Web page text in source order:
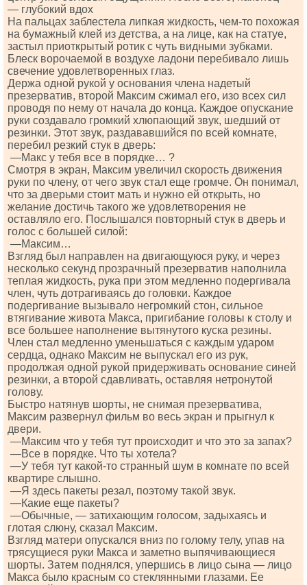
— глубокий вдох
На пальцах заблестела липкая жидкость, чем-то похожая
на бумажный клей из детства, а на лице, как на статуе,
застыл приоткрытый ротик с чуть видными зубками.
Блеск ворочаемой в воздухе ладони перебивало лишь
свечение удовлетворенных глаз.
Держа одной рукой у основания члена надетый
презерватив, второй Максим сжимал его, изо всех сил
проводя по нему от начала до конца. Каждое опускание
руки создавало громкий хлюпающий звук, шедший от
резинки. Этот звук, раздававшийся по всей комнате,
перебил резкий стук в дверь:
—Макс у тебя все в порядке… ?
Смотря в экран, Максим увеличил скорость движения
руки по члену, от чего звук стал еще громче. Он понимал,
что за дверьми стоит мать и нужно ей открыть, но
желание достичь такого же удовлетворения не
оставляло его. Послышался повторный стук в дверь и
голос с большей силой:
—Максим…
Взгляд был направлен на двигающуюся руку, и через
несколько секунд прозрачный презерватив наполнила
теплая жидкость, рука при этом медленно подергивала
член, чуть дотрагиваясь до головки. Каждое
подергивание вызывало негромкий стон, сильное
втягивание живота Макса, пригибание головы к столу и
все большее наполнение вытянутого куска резины.
Член стал медленно уменьшаться с каждым ударом
сердца, однако Максим не выпускал его из рук,
продолжая одной рукой придерживать основание синей
резинки, а второй сдавливать, оставляя нетронутой
голову.
Быстро натянув шорты, не снимая презерватива,
Максим развернул фильм во весь экран и прыгнул к
двери.
—Максим что у тебя тут происходит и что это за запах?
—Все в порядке. Что ты хотела?
—У тебя тут какой-то странный шум в комнате по всей
квартире слышно.
—Я здесь пакеты резал, поэтому такой звук.
—Какие еще пакеты?
—Обычные, — затихающим голосом, задыхаясь и
глотая слюну, сказал Максим.
Взгляд матери опускался вниз по голому телу, упав на
трясущиеся руки Макса и заметно выпячивающиеся
шорты. Затем поднялся, упершись в лицо сына — лицо
Макса было красным со стеклянными глазами. Ее